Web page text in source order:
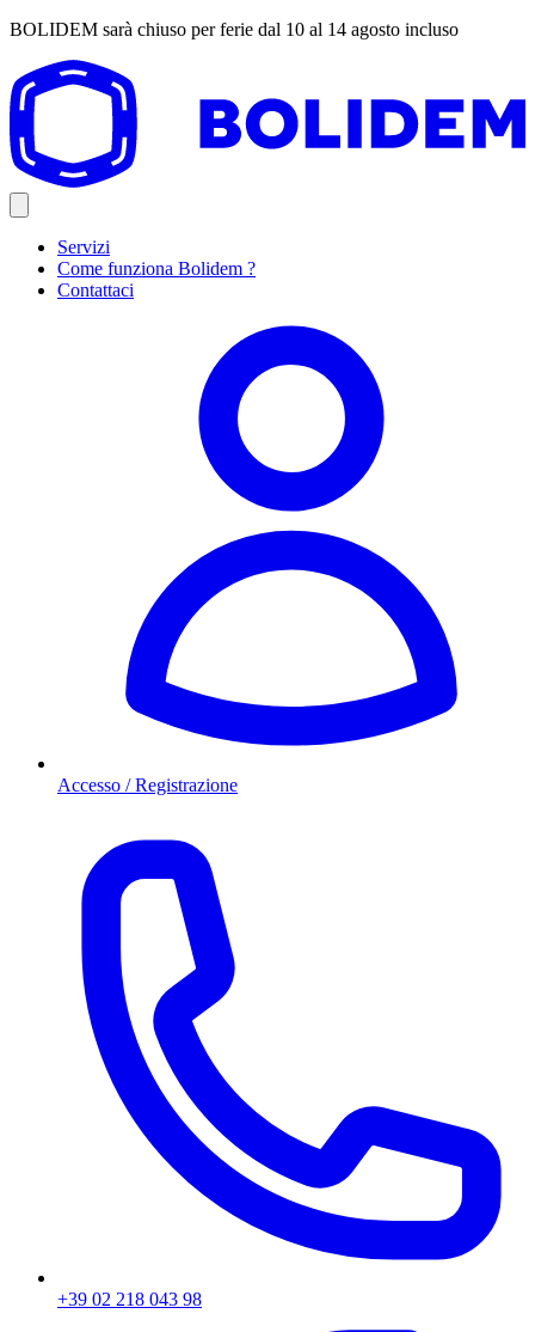
BOLIDEM sarà chiuso per ferie dal 10 al 14 agosto incluso
Servizi
Come funziona Bolidem ?
Contattaci
Accesso / Registrazione
+39 02 218 043 98